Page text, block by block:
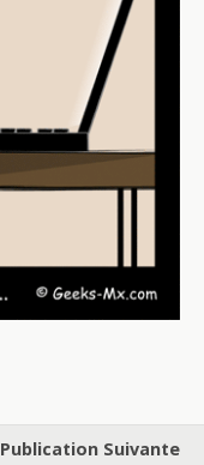
Publication Suivante